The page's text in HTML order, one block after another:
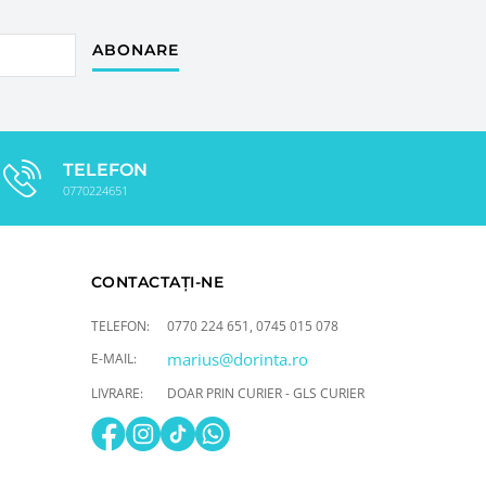
ABONARE
TELEFON
0770224651
CONTACTAȚI-NE
TELEFON: 0770 224 651, 0745 015 078
E-MAIL:
marius@dorinta.ro
LIVRARE: DOAR PRIN CURIER - GLS CURIER